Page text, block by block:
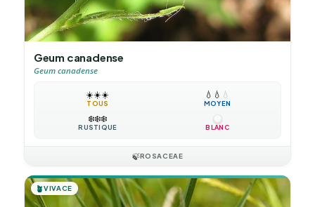
Geum canadense
Geum canadense
☀️☀️☀️
TOUS
💧 💧 💧
MOYEN
❄️❄️❄️
RUSTIQUE BLANC
🍃ROSACEAE
🪴VIVACE